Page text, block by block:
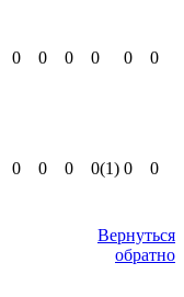
0 0 0 0 0 0
0 0 0 0(1) 0 0
Вернуться
обратно